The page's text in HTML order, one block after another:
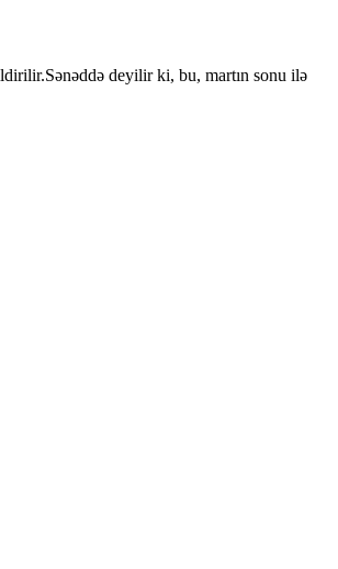
deyilir ki, bu, martın sonu ilə